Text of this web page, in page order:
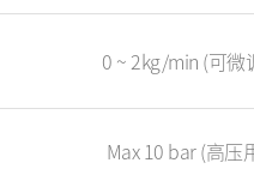
0 ~ 2kg/min (可微
Max 10 bar (高压